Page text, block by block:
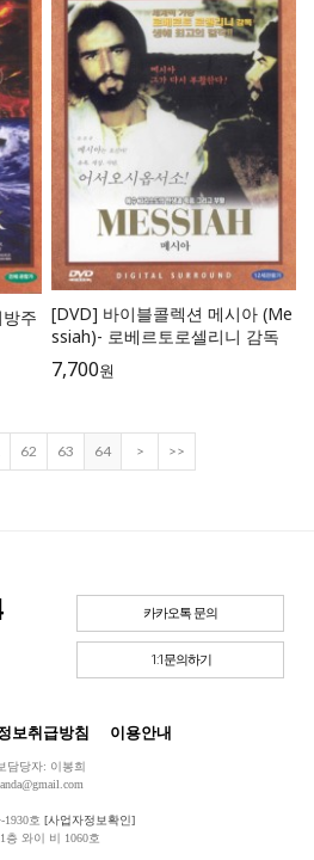
주
[DVD] 바이블콜렉션 메시아 (Me
ssiah)- 로베르토로셀리니 감독
7,700원
62 63 64 > >>
카카오톡 문의
1:1문의하기
보취급방침 이용안내
담당자: 이봉희
호 [사업자정보확인]
층 와이 비 1060호